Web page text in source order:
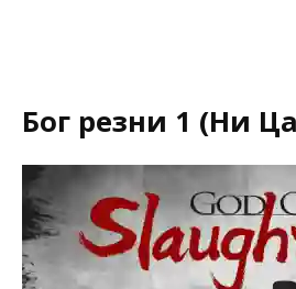
Бог резни 1 (Ни